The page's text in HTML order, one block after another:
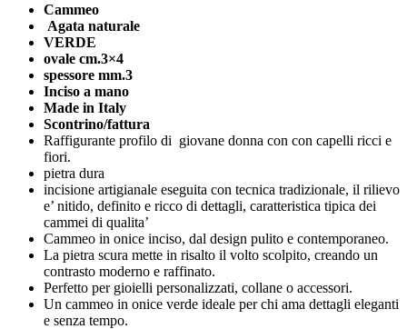
Cammeo
Agata naturale
VERDE
ovale cm.3×4
spessore mm.3
Inciso a mano
Made in Italy
Scontrino/fattura
Raffigurante profilo di giovane donna con con capelli ricci e
fiori.
pietra dura
incisione artigianale eseguita con tecnica tradizionale, il rilievo
e’ nitido, definito e ricco di dettagli, caratteristica tipica dei
cammei di qualita’
Cammeo in onice inciso, dal design pulito e contemporaneo.
La pietra scura mette in risalto il volto scolpito, creando un
contrasto moderno e raffinato.
Perfetto per gioielli personalizzati, collane o accessori.
Un cammeo in onice verde ideale per chi ama dettagli eleganti
e senza tempo.